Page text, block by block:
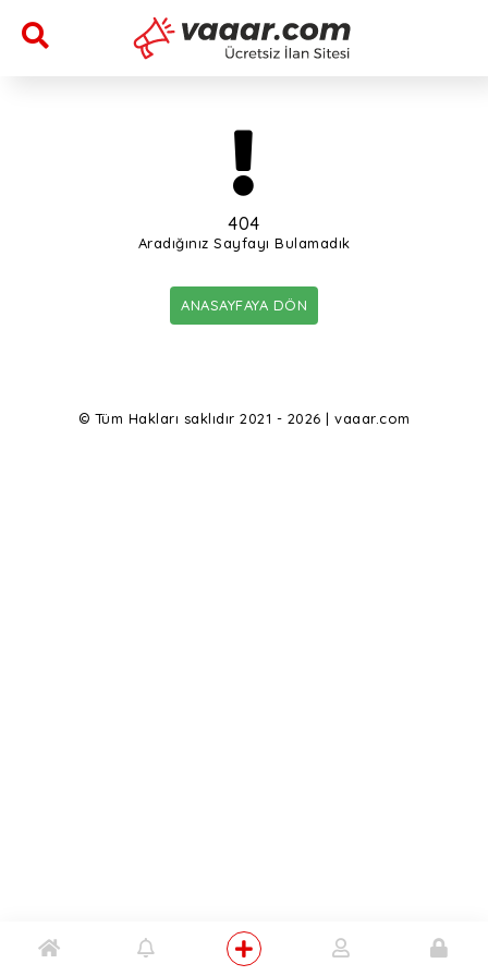
404
Aradığınız Sayfayı Bulamadık
ANASAYFAYA DÖN
© Tüm Hakları saklıdır 2021 - 2026 | vaaar.com